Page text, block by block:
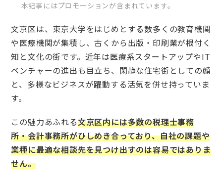
本記事にはプロモーションが含まれています。
文京区は、東京大学をはじめとする数多くの教育機関
や医療機関が集積し、古くから出版・印刷業が根付く
知と文化の街です。近年は医療系スタートアップやIT
ベンチャーの進出も目立ち、閑静な住宅街としての顔
と、多様なビジネスが躍動する活気を併せ持っていま
す。
この魅力あふれる文京区内には多数の税理士事務
所・会計事務所がひしめき合っており、自社の課題や
業種に最適な相談先を見つけ出すのは容易ではありま
せん。